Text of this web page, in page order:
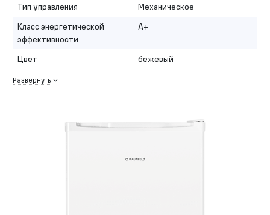
Тип управления
Механическое
Класс энергетической
эффективности
A+
Цвет бежевый
Развернуть